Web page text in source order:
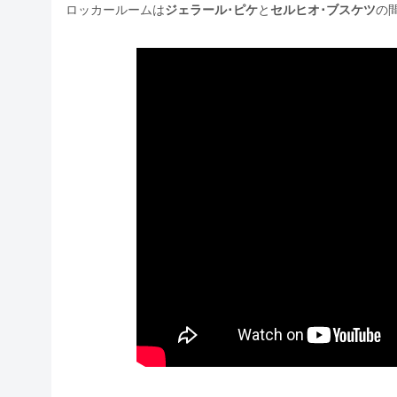
ロッカールームはジェラール･ピケと セルヒオ･ブスケツの